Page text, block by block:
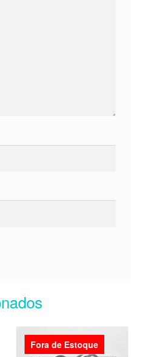
Fora de Estoque